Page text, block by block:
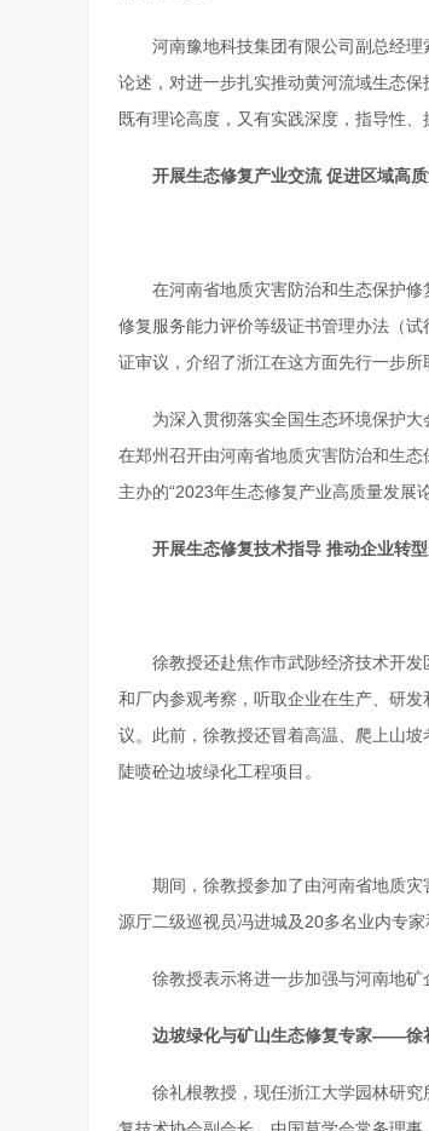
河南豫地科技集团有限公司副总经
论述，对进一步扎实推动黄河流域生态
既有理论高度，又有实践深度，指导性
开展生态修复产业交流 促进区域高
在河南省地质灾害防治和生态保护
修复服务能力评价等级证书管理办法（
证审议，介绍了浙江在这方面先行一步所
为深入贯彻落实全国生态环境保护
在郑州召开由河南省地质灾害防治和生
主办的“2023年生态修复产业高质量发展
开展生态修复技术指导 推动企业转
徐教授还赴焦作市武陟经济技术开
和厂内参观考察，听取企业在生产、研
议。此前，徐教授还冒着高温、爬上山
陡喷砼边坡绿化工程项目。
期间，徐教授参加了由河南省地质
源厅二级巡视员冯进城及20多名业内专家
徐教授表示将进一步加强与河南地
边坡绿化与矿山生态修复专家——徐
徐礼根教授，现任浙江大学园林研